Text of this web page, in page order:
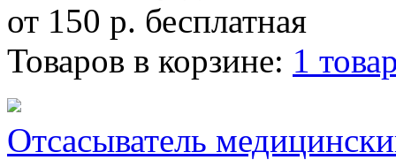
от 150 р. бесплатная
Товаров в корзине: 1
Отсасыватель